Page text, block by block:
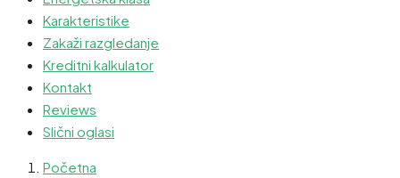
Karakteristike
Zakaži razgledanje
Kreditni kalkulator
Kontakt
Reviews
Slični oglasi
Početna